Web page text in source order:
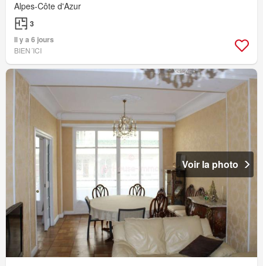
Alpes-Côte d'Azur
3
Il y a 6 jours
BIEN´ICI
Voir la photo